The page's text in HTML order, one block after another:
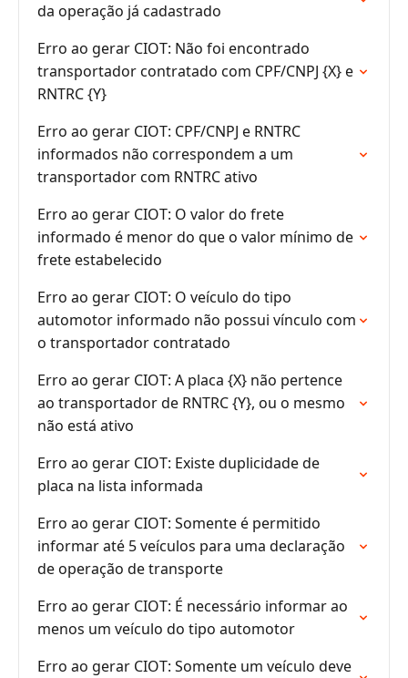
da operação já cadastrado
Erro ao gerar CIOT: Não foi encontrado
transportador contratado com CPF/CNPJ {X} e
RNTRC {Y}
Erro ao gerar CIOT: CPF/CNPJ e RNTRC
informados não correspondem a um
transportador com RNTRC ativo
Erro ao gerar CIOT: O valor do frete
informado é menor do que o valor mínimo de
frete estabelecido
Erro ao gerar CIOT: O veículo do tipo
automotor informado não possui vínculo com
o transportador contratado
Erro ao gerar CIOT: A placa {X} não pertence
ao transportador de RNTRC {Y}, ou o mesmo
não está ativo
Erro ao gerar CIOT: Existe duplicidade de
placa na lista informada
Erro ao gerar CIOT: Somente é permitido
informar até 5 veículos para uma declaração
de operação de transporte
Erro ao gerar CIOT: É necessário informar ao
menos um veículo do tipo automotor
Erro ao gerar CIOT: Somente um veículo deve